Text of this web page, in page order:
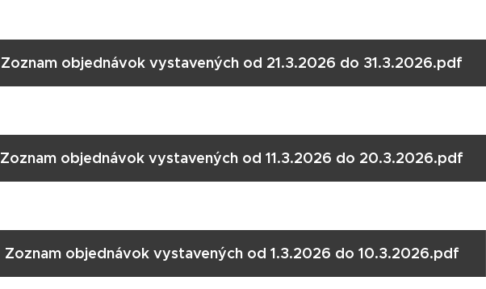
Zoznam objednávok vystavených od 21.3.2026 do 31.3.2026.pdf
Zoznam objednávok vystavených od 11.3.2026 do 20.3.2026.pdf
Zoznam objednávok vystavených od 1.3.2026 do 10.3.2026.pdf